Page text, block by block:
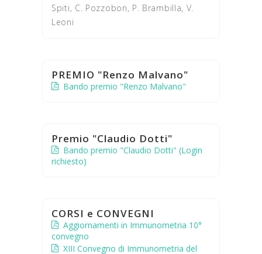
Spiti, C. Pozzobon, P. Brambilla, V.
Leoni
PREMIO "Renzo Malvano"
Bando premio "Renzo Malvano"
Premio "Claudio Dotti"
Bando premio "Claudio Dotti" (Login
richiesto)
CORSI e CONVEGNI
Aggiornamenti in Immunometria 10°
convegno
XIII Convegno di Immunometria del